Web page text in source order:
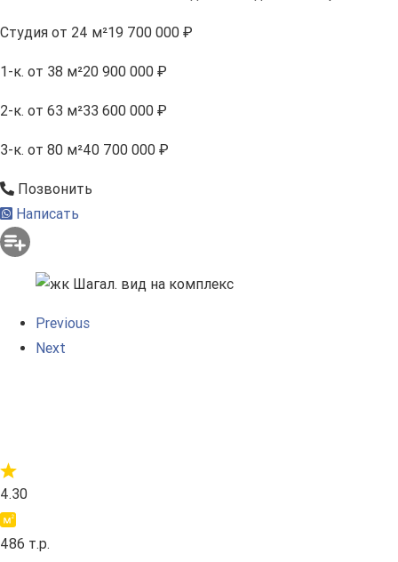
Студия от 24 м²19 700 000 ₽
1-к. от 38 м²20 900 000 ₽
2-к. от 63 м²33 600 000 ₽
3-к. от 80 м²40 700 000 ₽
Позвонить
Написать
Previous
Next
4.30
486 т.р.